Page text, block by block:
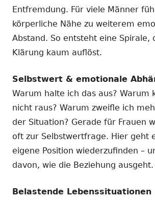
Entfremdung. Für viele Männer
körperliche Nähe zu weiterem
Abstand. So entsteht eine Spirale,
Klärung kaum auflöst.
Selbstwert & emotionale
Warum halte ich das aus? Warum
nicht raus? Warum zweifle ich
der Situation? Gerade für Frauen
oft zur Selbstwertfrage. Hier geht
eigene Position wiederzufinden –
davon, wie die Beziehung ausgeht.
Belastende Lebenssituationen